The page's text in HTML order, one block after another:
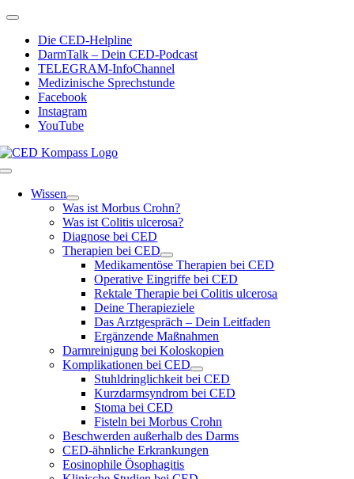
Zum
springen
Toggle
NavigationDie CED-Helpline
DarmTalk – Dein CED-Podcast
TELEGRAM-InfoChannel
Medizinische Sprechstunde
Facebook
Instagram
YouTube
Toggle
NavigationWissen
Was ist Morbus Crohn?
Was ist Colitis ulcerosa?
Diagnose bei CED
Therapien bei CED
Medikamentöse Therapien bei CED
Operative Eingriffe bei CED
Rektale Therapie bei Colitis ulcerosa
Deine Therapieziele
Das Arztgespräch – Dein Leitfaden
Ergänzende Maßnahmen
Darmreinigung bei Koloskopien
Komplikationen bei CED
Stuhldringlichkeit bei CED
Kurzdarmsyndrom bei CED
Stoma bei CED
Fisteln bei Morbus Crohn
Beschwerden außerhalb des Darms
CED-ähnliche Erkrankungen
Eosinophile Ösophagitis